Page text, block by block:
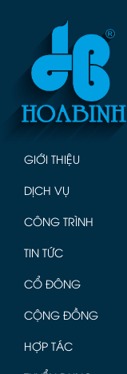
GIỚI THIỆU
DỊCH VỤ
CÔNG TRÌNH
TIN TỨC
CỔ ĐÔNG
CỘNG ĐỒNG
HỢP TÁC